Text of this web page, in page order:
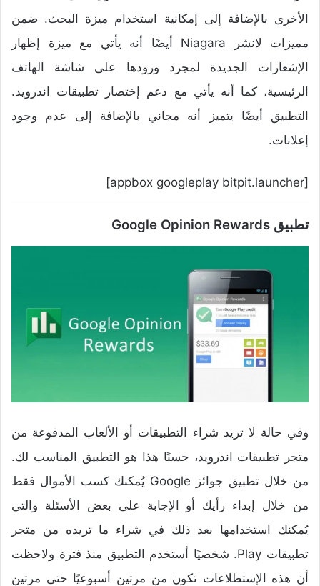
الأخرى بالإضافة إلى إمكانية استخدام ميزة البحث. ضمن
مميزات لانشر Niagara أيضًا أنه يأتي مع ميزة إظهار
الإشعارات الجديدة لمجرد ورودها على شاشة الهاتف
الرئيسية، كما أنه يأتي مع دعم إختصار تطبيقات اندرويد.
التطبيق أيضًا يتميز أنه مجاني بالإضافة إلى عدم وجود
إعلانات.
[appbox googleplay bitpit.launcher]
تطبيق Google Opinion Rewards
وفي حالة لا تريد شراء التطبيقات أو الألعاب المدفوعة من
متجر تطبيقات اندرويد، حسنًا هذا هو التطبيق المناسب لك.
من خلال تطبيق جوائز Google يُمكنك كسب الأموال فقط
من خلال إبداء رأيك أو الإجابة على بعض الأسئلة والتي
يُمكنك استخدامها بعد ذلك في شراء ما تريده من متجر
تطبيقات Play. شخصيًا أستخدم التطبيق منذ فترة ولاحظت
أن هذه الإستطلاعات تكون من مرتين أسبوعيًا حتى مرتين